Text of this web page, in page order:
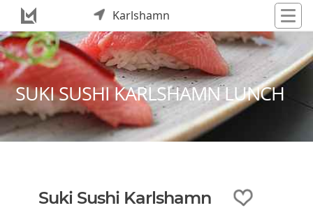
Karlshamn
SUKI SUSHI KARLSHAMN LUNCH
Suki Sushi Karlshamn